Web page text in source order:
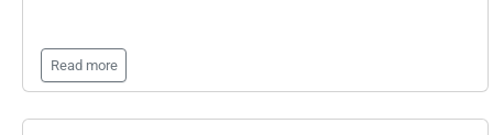
Read more